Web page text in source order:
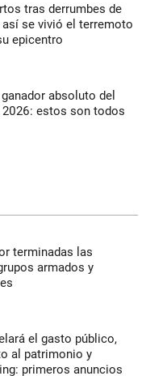
tras derrumbes de
se vivió el terremoto
epicentro
absoluto del
estos son todos
terminadas las
armados y
el gasto público,
al patrimonio y
primeros anuncios